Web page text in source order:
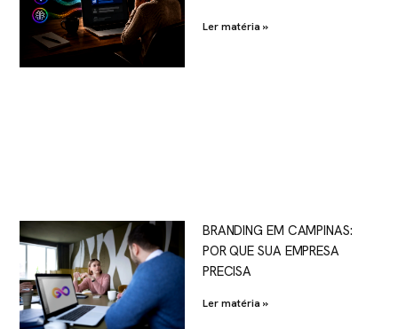
Ler matéria »
BRANDING EM CAMPINAS:
POR QUE SUA EMPRESA
PRECISA
Ler matéria »